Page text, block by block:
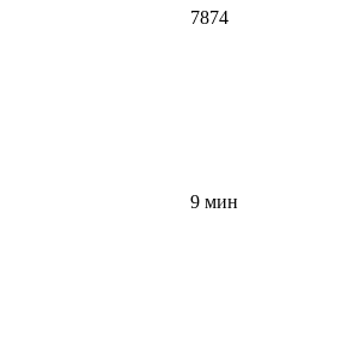
7874
9 мин